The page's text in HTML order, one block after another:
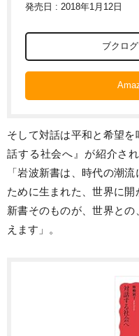
発売日 : 2018年1月12日
ブクロ
そして対話は平和と希望
話する社会へ』が紹介さ
「岩波新書は、時代の潮
ために生まれた、世界に
新書そのものが、世界と
えます」。